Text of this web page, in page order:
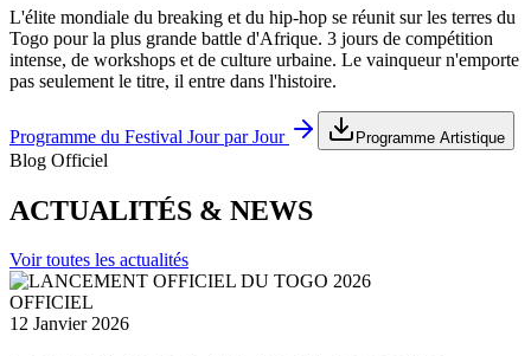
L'élite mondiale du breaking et du hip-hop se réunit sur les terres du
Togo pour la plus grande battle d'Afrique. 3 jours de compétition
intense, de workshops et de culture urbaine. Le vainqueur n'emporte
pas seulement le titre, il entre dans l'histoire.
Programme du Festival Jour par Jour Programme Artistique
Blog Officiel
ACTUALITÉS & NEWS
Voir toutes les actualités
OFFICIEL
12 Janvier 2026